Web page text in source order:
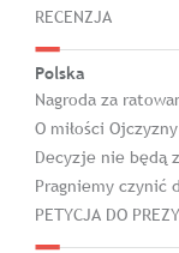
RECENZJA
Polska
Nagroda za
O miłości Ojczyzny
Decyzje nie będą
Pragniemy czynić
PETYCJA DO